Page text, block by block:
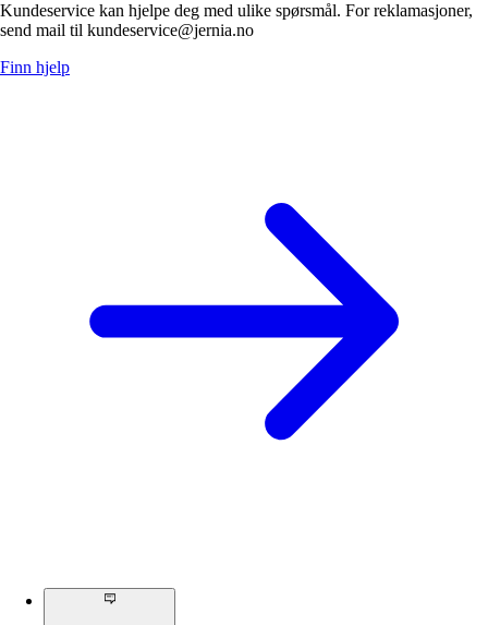
Kundeservice kan hjelpe deg med ulike spørsmål. For reklamasjoner,
send mail til kundeservice@jernia.no
Finn hjelp